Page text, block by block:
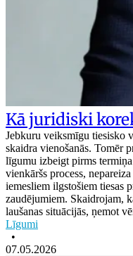
Kā juridiski
Jebkuru veiksmīgu tiesisko
skaidra vienošanās. Tomēr
līgumu izbeigt pirms
vienkāršs process,
iemesliem ilgstošiem tiesas
zaudējumiem. Skaidrojam,
laušanas situācijās, ņemot
Līgumi
•
07.05.2026